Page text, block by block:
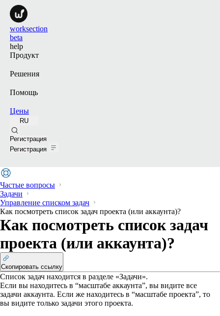
worksection
beta
help
Продукт
Решения
Помощь
Цены
RU
Регистрация
Регистрация
Частые вопросы
Задачи
Управление списком задач
Как посмотреть список задач проекта (или аккаунта)?
Как посмотреть список задач
проекта (или аккаунта)?
Скопировать ссылку
Список задач находится в разделе «Задачи».
Если вы находитесь в “масштабе аккаунта”, вы видите все
задачи аккаунта. Если же находитесь в “масштабе проекта”, то
вы видите только задачи этого проекта.